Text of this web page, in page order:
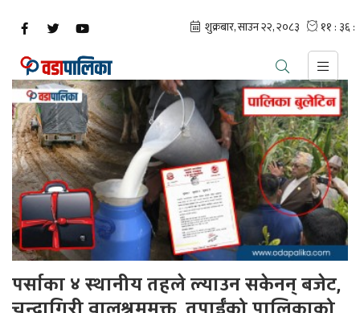
पर्साका ४ स्थानीय तहले ल्याउन सकेनन् बजेट,